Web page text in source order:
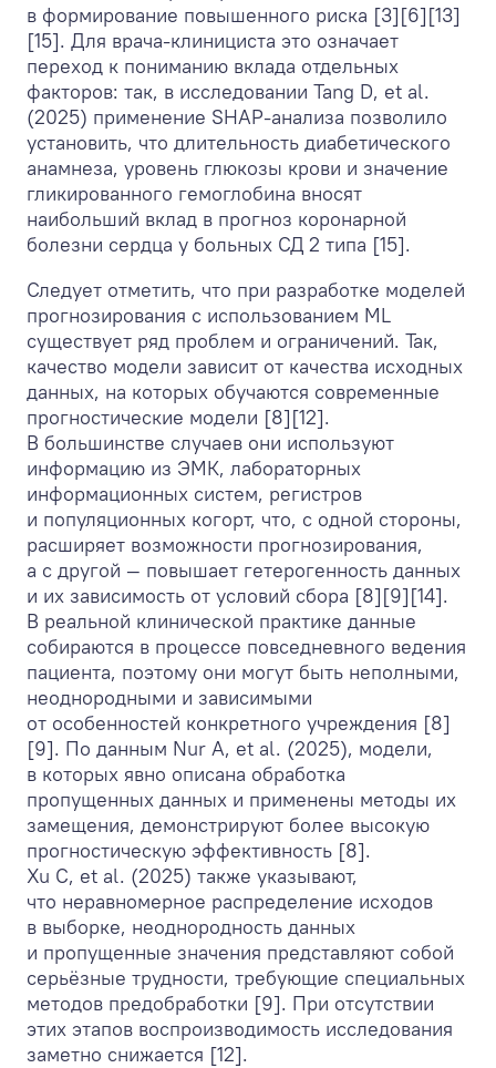
в формирование повышенного риска [3][6][13]
[15]. Для врача-клинициста это означает
переход к пониманию вклада отдельных
факторов: так, в исследовании Tang D, et al.
(2025) применение SHAP-анализа позволило
установить, что длительность диабетического
анамнеза, уровень глюкозы крови и значение
гликированного гемоглобина вносят
наибольший вклад в прогноз коронарной
болезни сердца у больных СД 2 типа [15].
Следует отметить, что при разработке моделей
прогнозирования с использованием ML
существует ряд проблем и ограничений. Так,
качество модели зависит от качества исходных
данных, на которых обучаются современные
прогностические модели [8][12].
В большинстве случаев они используют
информацию из ЭМК, лабораторных
информационных систем, регистров
и популяционных когорт, что, с одной стороны,
расширяет возможности прогнозирования,
а с другой — повышает гетерогенность данных
и их зависимость от условий сбора [8][9][14].
В реальной клинической практике данные
собираются в процессе повседневного ведения
пациента, поэтому они могут быть неполными,
неоднородными и зависимыми
от особенностей конкретного учреждения [8]
[9]. По данным Nur A, et al. (2025), модели,
в которых явно описана обработка
пропущенных данных и применены методы их
замещения, демонстрируют более высокую
прогностическую эффективность [8].
Xu C, et al. (2025) также указывают,
что неравномерное распределение исходов
в выборке, неоднородность данных
и пропущенные значения представляют собой
серьёзные трудности, требующие специальных
методов предобработки [9]. При отсутствии
этих этапов воспроизводимость исследования
заметно снижается [12].